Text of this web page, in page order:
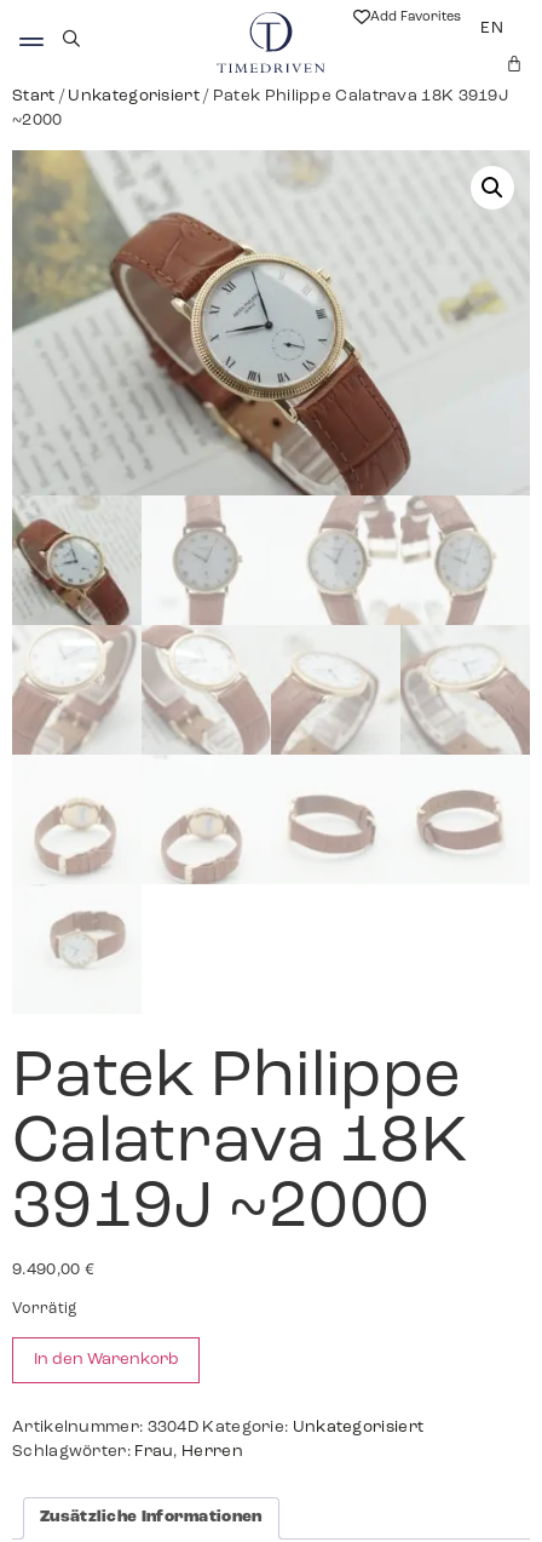
Add Favorites
EN
Start / Unkategorisiert/ Patek Philippe Calatrava 18K 3919J
~2000
Patek Philippe
Calatrava 18K
3919J ~2000
9.490,00 €
Vorrätig
In den Warenkorb
Artikelnummer: 3304D Kategorie: Unkategorisiert
Schlagwörter: Frau, Herren
Zusätzliche Informationen